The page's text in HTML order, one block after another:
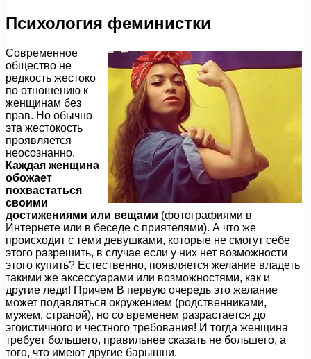
Психология феминистки
Современное
общество не
редкость жестоко
по отношению к
женщинам без
прав. Но обычно
эта жестокость
проявляется
неосознанно.
Каждая женщина
обожает
похвастаться
своими
достижениями или вещами (фотографиями в
Интернете или в беседе с приятелями). А что же
происходит с теми девушками, которые не смогут себе
этого разрешить, в случае если у них нет возможности
этого купить? Естественно, появляется желание владеть
такими же аксессуарами или возможностями, как и
другие леди! Причем В первую очередь это желание
может подавляться окружением (родственниками,
мужем, страной), но со временем разрастается до
эгоистичного и честного требования! И тогда женщина
требует большего, правильнее сказать не большего, а
того, что имеют другие барышни.